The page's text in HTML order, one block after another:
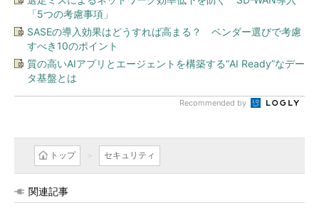
「5つの考慮事項」
SASEの導入効果はどうすれば高まる？ ベンダー選びで考慮
すべき10のポイント
質の高いAIアプリとエージェントを構築する“AI Ready”なデー
タ基盤とは
Recommended by
トップ セキュリティ
関連記事